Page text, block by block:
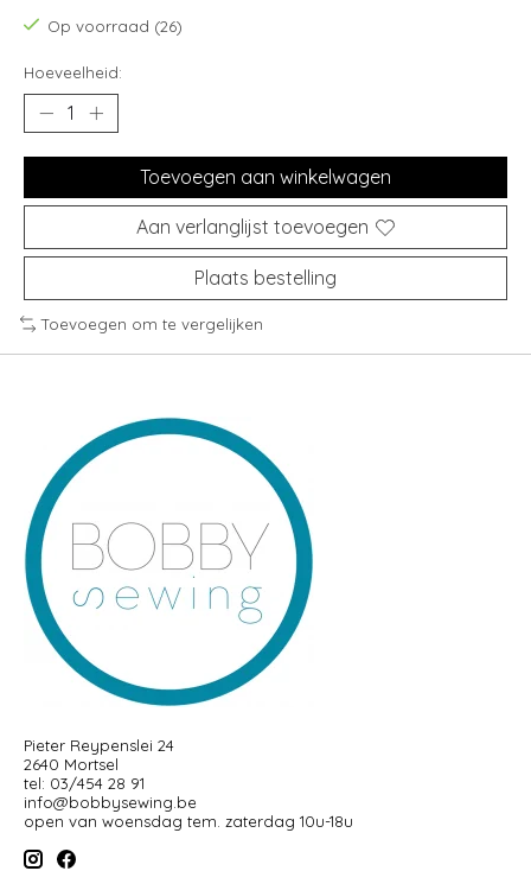
Op voorraad (26)
Hoeveelheid:
Toevoegen aan winkelwagen
Aan verlanglijst toevoegen
Plaats bestelling
Toevoegen om te vergelijken
Pieter Reypenslei 24
2640 Mortsel
tel: 03/454 28 91
info@bobbysewing.be
open van woensdag tem. zaterdag 10u-18u